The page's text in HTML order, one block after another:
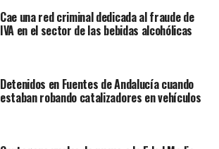
Cae una red criminal dedicada al fraude de
IVA en el sector de las bebidas alcohólicas
Detenidos en Fuentes de Andalucía cuando
estaban robando catalizadores en vehículos